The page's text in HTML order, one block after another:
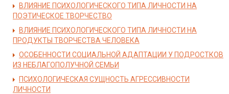
ВЛИЯНИЕ ПСИХОЛОГИЧЕСКОГО ТИПА ЛИЧНОСТИ НА
ПОЭТИЧЕСКОЕ ТВОРЧЕСТВО
ВЛИЯНИЕ ПСИХОЛОГИЧЕСКОГО ТИПА ЛИЧНОСТИ НА
ПРОДУКТЫ ТВОРЧЕСТВА ЧЕЛОВЕКА
ОСОБЕННОСТИ СОЦИАЛЬНОЙ АДАПТАЦИИ У ПОДРОСТКОВ
ИЗ НЕБЛАГОПОЛУЧНОЙ СЕМЬИ
ПСИХОЛОГИЧЕСКАЯ СУЩНОСТЬ АГРЕССИВНОСТИ
ЛИЧНОСТИ